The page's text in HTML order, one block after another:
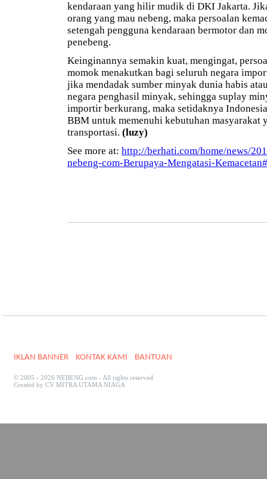
kendaraan yang hilir mudik di DKI Jakarta.
orang yang mau nebeng, maka persoalan
setengah pengguna kendaraan bermotor dan
penebeng.
Keinginannya semakin kuat, mengingat,
momok menakutkan bagi seluruh negara
jika mendadak sumber minyak dunia habis
negara penghasil minyak, sehingga suplay
importir berkurang, maka setidaknya
BBM untuk memenuhi kebutuhan masyarakat
transportasi. (luzy)
See more at: http://berhati.com/home/news/
nebeng-com-Berupaya-Mengatasi-
IKLAN BANNER KONTAK KAMI BANTUAN
© 2005 - 2026 NEBENG.com - All rights reserved
Created by CV MITRA UTAMA NIAGA